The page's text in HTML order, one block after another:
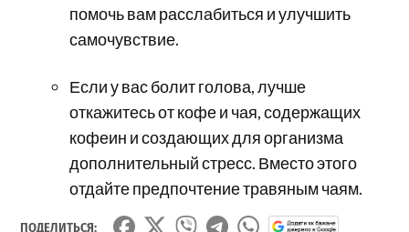
помочь вам расслабиться и улучшить
самочувствие.
Если у вас болит голова, лучше
откажитесь от кофе и чая, содержащих
кофеин и создающих для организма
дополнительный стресс. Вместо этого
отдайте предпочтение травяным чаям.
ПОДЕЛИТЬСЯ: